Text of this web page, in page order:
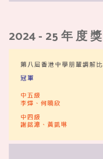
2024 - 25 年 度